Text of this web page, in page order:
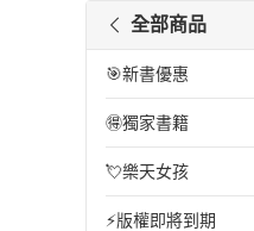
全部商品
🎯新書優惠
🉐獨家書籍
💘樂天女孩
⚡版權即將到期